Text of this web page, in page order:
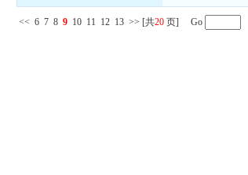
<< 6 7 8 9 10 11 12 13 >> [共20 页] Go